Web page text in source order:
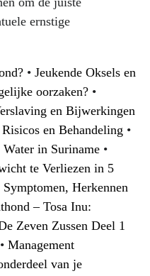
ernstige
• Jeukende Oksels en
oorzaken? •
en Bijwerkingen
en Behandeling •
in Suriname •
te Verliezen in 5
Herkennen
– Tosa Inu:
Zeven Zussen Deel 1
• Management
van je